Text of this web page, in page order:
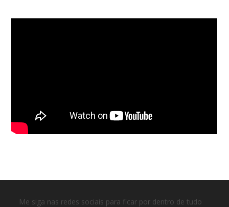
Me siga nas redes sociais para ficar por dentro de tudo